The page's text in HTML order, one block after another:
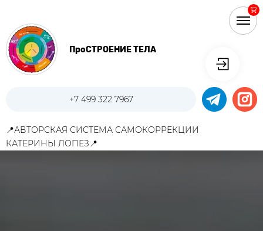
ПроСТРОЕНИЕ ТЕЛА
+7 499 322 7967
📍АВТОРСКАЯ СИСТЕМА САМОКОРРЕКЦИИ
КАТЕРИНЫ ЛОПЕЗ📍